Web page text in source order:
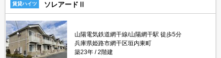
賃貸ハイツ ソレアードⅡ
山陽電気鉄道網干線/山陽網干駅 徒歩5分
兵庫県姫路市網干区垣内東町
築23年
2階建